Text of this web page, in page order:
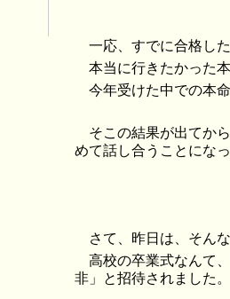
一応、すでに合格し
本当に行きたかった
今年受けた中での本
そこの結果が出てか
めて話し合うことになっ
さて、昨日は、そん
高校の卒業式なんて
非」と招待されました。